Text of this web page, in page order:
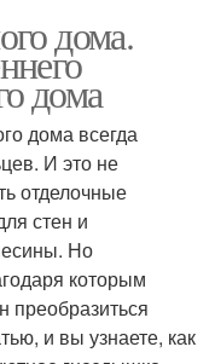
дома.
дома
дома всегда
И это не
отделочные
стен и
Но
которым
преобразиться
и вы узнаете, как